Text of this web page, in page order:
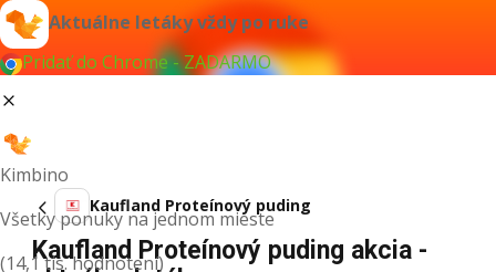
Aktuálne letáky vždy po ruke
Pridať do Chrome - ZADARMO
Kimbino
Všetky ponuky na jednom mieste
(14,1 tis. hodnotení)
Kaufland Proteínový puding
Kaufland Proteínový puding akcia -